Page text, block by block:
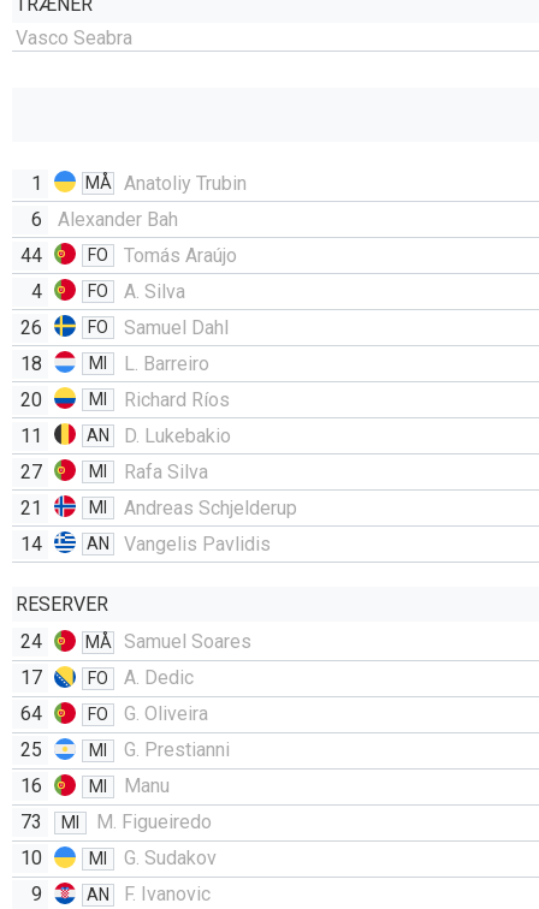
Vasco Seabra
1 MÅ
Anatoliy Trubin
6
Alexander Bah
44
FO
Tomás Araújo
4
FO
A. Silva
26
FO
Samuel Dahl
18
MI
L. Barreiro
20
MI
Richard Ríos
11
AN
D. Lukebakio
27
MI
Rafa Silva
21
MI
Andreas Schjelderup
14
AN Vangelis Pavlidis
RESERVER
24
MÅ
Samuel Soares
17
FO
A. Dedic
64
FO
G. Oliveira
25
MI
G. Prestianni
16
MI
Manu
73
MI
M. Figueiredo
10
MI
G. Sudakov
9
AN
F. Ivanovic